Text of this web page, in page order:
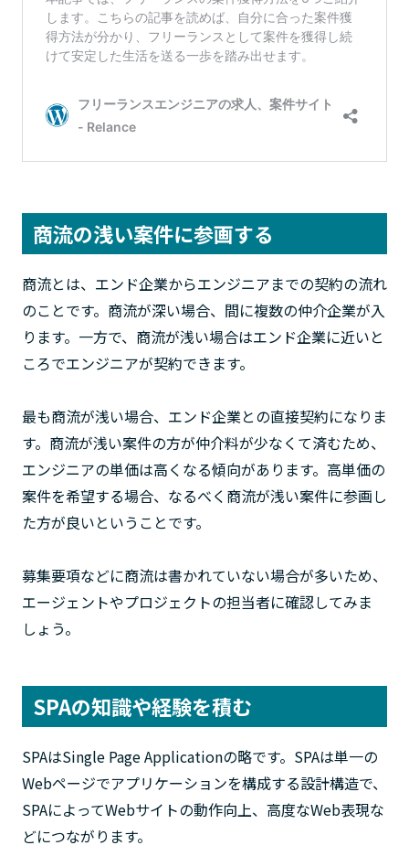
商流の浅い案件に参画する
商流とは、エンド企業からエンジニアまでの契約の流れ
のことです。商流が深い場合、間に複数の仲介企業が入
ります。一方で、商流が浅い場合はエンド企業に近いと
ころでエンジニアが契約できます。
最も商流が浅い場合、エンド企業との直接契約になりま
す。商流が浅い案件の方が仲介料が少なくて済むため、
エンジニアの単価は高くなる傾向があります。高単価の
案件を希望する場合、なるべく商流が浅い案件に参画し
た方が良いということです。
募集要項などに商流は書かれていない場合が多いため、
エージェントやプロジェクトの担当者に確認してみま
しょう。
SPAの知識や経験を積む
SPAはSingle Page Applicationの略です。SPAは単一の
Webページでアプリケーションを構成する設計構造で、
SPAによってWebサイトの動作向上、高度なWeb表現な
どにつながります。